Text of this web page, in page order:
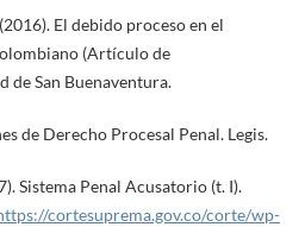
El debido proceso en el
(Artículo de
de San Buenaventura.
de Derecho Procesal Penal. Legis.
Sistema Penal Acusatorio (t. I).
cortesuprema.gov.co/corte/wp-